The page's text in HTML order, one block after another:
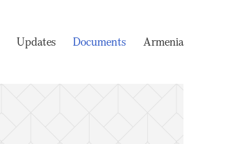
Updates Documents Armenia